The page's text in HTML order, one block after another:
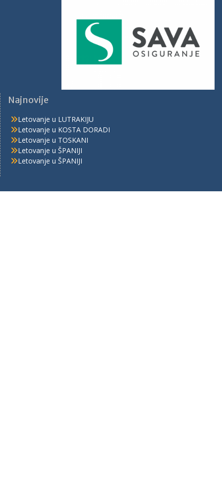
Najnovije
Letovanje u LUTRAKIJU
Letovanje u KOSTA DORADI
Letovanje u TOSKANI
Letovanje u ŠPANIJI
Letovanje u ŠPANIJI